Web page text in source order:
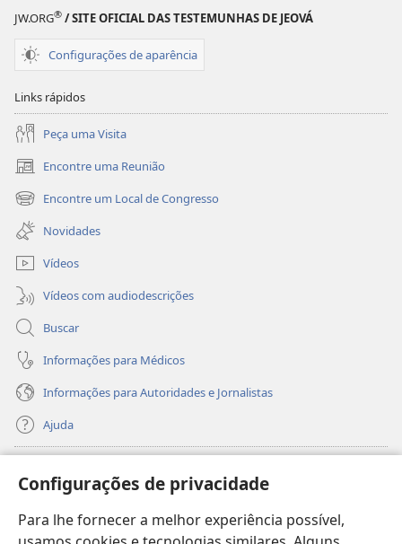
Configurações de privacidade
Para lhe fornecer a melhor experiência possível,
Dezembro de 2009
JW.ORG® / SITE OFICIAL DAS TESTEMUNHAS DE JEOVÁ
Configurações de aparência
Links rápidos
Peça uma Visita
Encontre uma Reunião
(abre
nova
janela)
Encontre um Local de Congresso
(abre
nova
janela)
Novidades
Vídeos
Vídeos com audiodescrições
Buscar
Informações para Médicos
Informações para Autoridades e Jornalistas
Ajuda
(abre
nova
janela)
Biblioteca On-line da Torre de Vigia™
(abre